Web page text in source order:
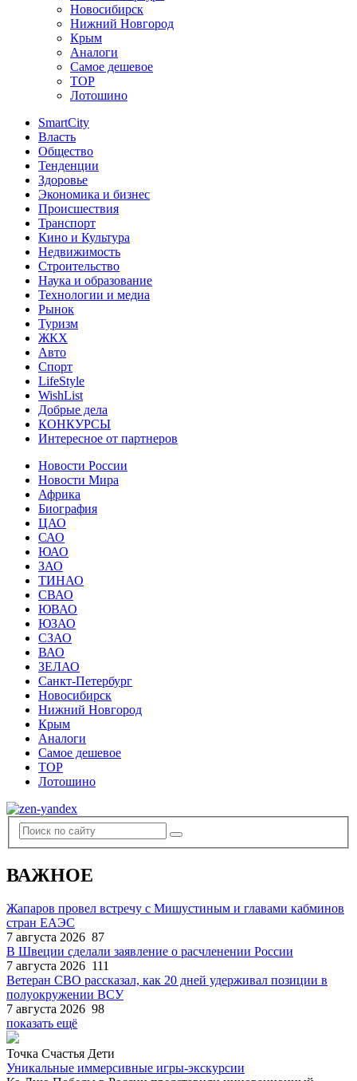
Новосибирск
Нижний Новгород
Крым
Аналоги
Самое дешевое
TOP
Лотошино
SmartCity
Власть
Общество
Тенденции
Здоровье
Экономика и бизнес
Происшествия
Транспорт
Кино и Культура
Недвижимость
Строительство
Наука и образование
Технологии и медиа
Рынок
Туризм
ЖКХ
Авто
Спорт
LifeStyle
WishList
Добрые дела
КОНКУРСЫ
Интересное от партнеров
Новости России
Новости Мира
Африка
Биография
ЦАО
САО
ЮАО
ЗАО
ТИНАО
СВАО
ЮВАО
ЮЗАО
СЗАО
ВАО
ЗЕЛАО
Санкт-Петербург
Новосибирск
Нижний Новгород
Крым
Аналоги
Самое дешевое
TOP
Лотошино
ВАЖНОЕ
Жапаров провел встречу с Мишустиным и главами кабминов
стран ЕАЭС
7 августа 2026 87
В Швеции сделали заявление о расчленении России
7 августа 2026 111
Ветеран СВО рассказал, как 20 дней удерживал позиции в
полуокружении ВСУ
7 августа 2026 98
показать ещё
Точка Счастья Дети
Уникальные иммерсивные игры-экскурсии